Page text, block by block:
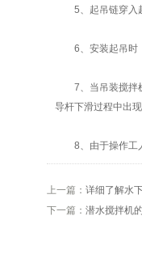
5、起吊链穿入起
6、安装起吊时
7、当吊装搅拌机
导杆下滑过程中出
8、由于操作工人
上一篇： 详细了解水
下一篇： 潜水搅拌机